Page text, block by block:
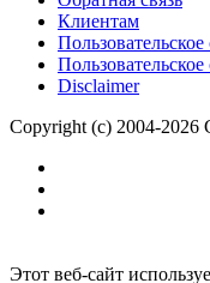
Размещение
Обратная связь
Пользовательское
Copyright (c) 2004-2026